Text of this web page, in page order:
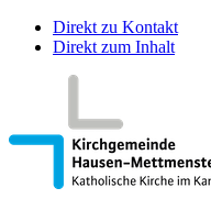
Direkt zu Kontakt
Direkt zum Inhalt